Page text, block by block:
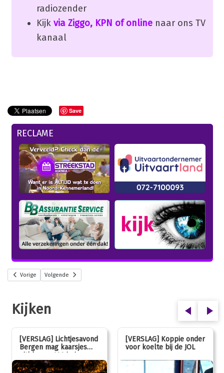
radiozender
Kijk via Ziggo, KPN of onlinenaar ons TV
kanaal
Save
RECLAME
Vorige Volgende
Kijken
[VERSLAG] Lichtjesavond
Bergen mag kaarsjes
uitblazen: 100 jarig
jubileum!
[VERSLAG] Koppie onder
voor koelte bij de JOL